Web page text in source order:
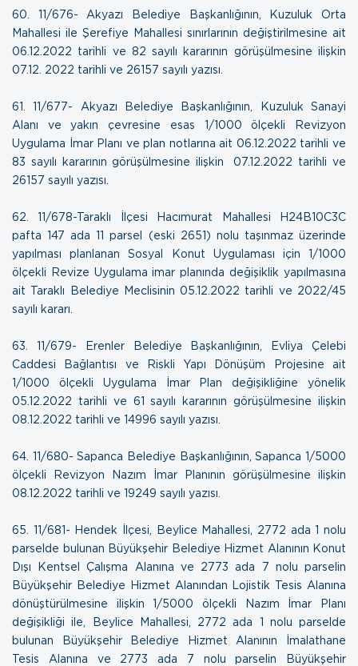
60. 11/676- Akyazı Belediye Başkanlığının, Kuzuluk Orta
Mahallesi ile Şerefiye Mahallesi sınırlarının değiştirilmesine ait
06.12.2022 tarihli ve 82 sayılı kararının görüşülmesine ilişkin
07.12. 2022 tarihli ve 26157 sayılı yazısı.
61. 11/677- Akyazı Belediye Başkanlığının, Kuzuluk Sanayi
Alanı ve yakın çevresine esas 1/1000 ölçekli Revizyon
Uygulama İmar Planı ve plan notlarına ait 06.12.2022 tarihli ve
83 sayılı kararının görüşülmesine ilişkin07.12.2022 tarihli ve
26157 sayılı yazısı.
62. 11/678-Taraklı İlçesi Hacımurat Mahallesi H24B10C3C
pafta 147 ada 11 parsel (eski 2651) nolu taşınmaz üzerinde
yapılması planlanan Sosyal Konut Uygulaması için 1/1000
ölçekli Revize Uygulama imar planında değişiklik yapılmasına
ait Taraklı Belediye Meclisinin05.12.2022 tarihli ve 2022/45
sayılı kararı.
63. 11/679- Erenler Belediye Başkanlığının, Evliya Çelebi
Caddesi Bağlantısı ve Riskli Yapı Dönüşüm Projesine ait
1/1000 ölçekli Uygulama İmar Plan değişikliğine yönelik
05.12.2022 tarihli ve 61 sayılı kararının görüşülmesine ilişkin
08.12.2022 tarihli ve 14996 sayılı yazısı.
64. 11/680- Sapanca Belediye Başkanlığının, Sapanca 1/5000
ölçekli Revizyon Nazım İmar Planının görüşülmesine ilişkin
08.12.2022 tarihli ve 19249 sayılı yazısı.
65. 11/681- Hendek İlçesi, Beylice Mahallesi, 2772 ada 1 nolu
parselde bulunan Büyükşehir Belediye Hizmet Alanının Konut
Dışı Kentsel Çalışma Alanına ve 2773 ada 7 nolu parselin
Büyükşehir Belediye Hizmet Alanından Lojistik Tesis Alanına
dönüştürülmesine ilişkin 1/5000 ölçekli Nazım İmar Planı
değişikliği ile, Beylice Mahallesi, 2772 ada 1 nolu parselde
bulunan Büyükşehir Belediye Hizmet Alanının İmalathane
Tesis Alanına ve 2773 ada 7 nolu parselin Büyükşehir